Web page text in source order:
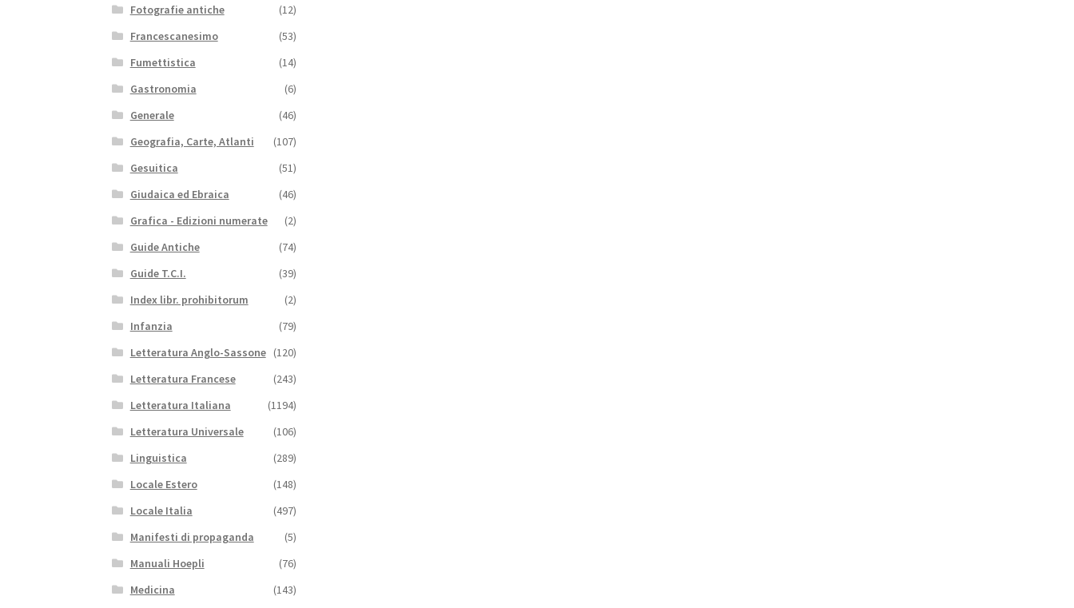
Fotografie antiche
(12)
Francescanesimo
(53)
Fumettistica
(14)
Gastronomia
(6)
Generale
(46)
Geografia, Carte, Atlanti
(107)
Gesuitica
(51)
Giudaica ed Ebraica
(46)
Grafica - Edizioni numerate
(2)
Guide Antiche
(74)
Guide T.C.I.
(39)
Index libr. prohibitorum
(2)
Infanzia
(79)
Letteratura Anglo-Sassone (120)
Letteratura Francese
(243)
Letteratura Italiana
(1194)
Letteratura Universale
(106)
Linguistica
(289)
Locale Estero
(148)
Locale Italia
(497)
Manifesti di propaganda
(5)
Manuali Hoepli
(76)
Medicina
(143)